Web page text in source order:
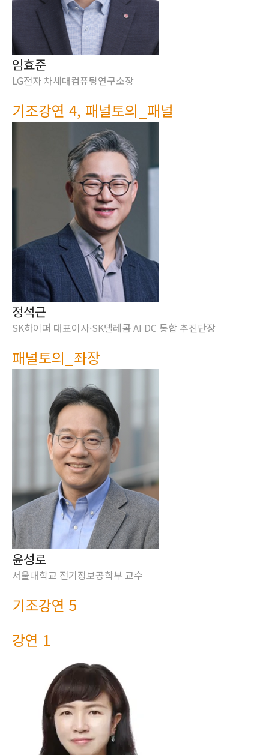
임효준
LG전자 차세대컴퓨팅연구소장
기조강연 4, 패널토의_패널
정석근
SK하이퍼 대표이사·SK텔레콤 AI DC 통합 추진단장
패널토의_좌장
윤성로
서울대학교 전기정보공학부 교수
기조강연 5
강연 1